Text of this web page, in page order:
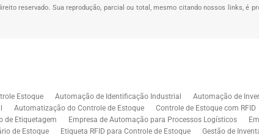
reservado. Sua reprodução, parcial ou total, mesmo citando nossos links, é
Estoque Automação de Identificação Industrial Automação de
Automatização do Controle de Estoque
Controle de Estoque com RFID
de Etiquetagem Empresa de Automação para Processos Logísticos
de Estoque Etiqueta RFID para Controle de Estoque
Gestão de